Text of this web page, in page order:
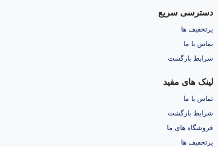
دسترسی سریع
پرتخفیف ها
تماس با ما
شرایط بازگشت
لینک های مفید
تماس با ما
شرایط بازگشت
فروشگاه های ما
پرتخفیف ها